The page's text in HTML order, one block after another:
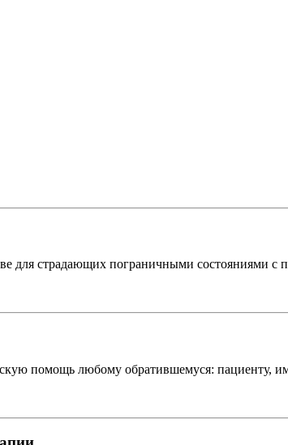
для страдающих пограничными состояниями с
помощь любому обратившемуся: пациенту,